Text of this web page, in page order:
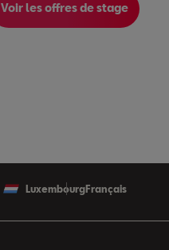
Voir les offres de stage
LuxembourgFrançais